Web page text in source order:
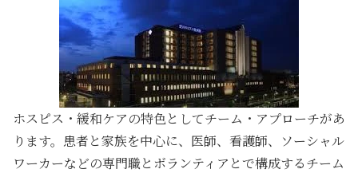
ホスピス・緩和ケアの特色としてチーム・アプローチがあ
ります。患者と家族を中心に、医師、看護師、ソーシャル
ワーカーなどの専門職とボランティアとで構成するチーム